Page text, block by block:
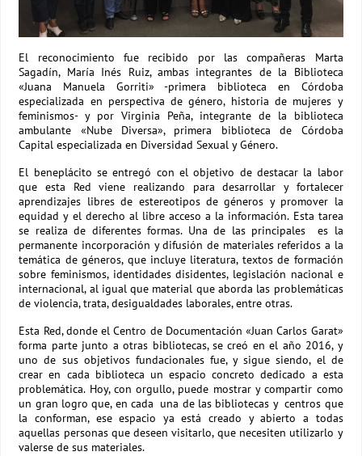
El reconocimiento fue recibido por las compañeras Marta
Sagadín, María Inés Ruiz, ambas integrantes de la Biblioteca
«Juana Manuela Gorriti» -primera biblioteca en Córdoba
especializada en perspectiva de género, historia de mujeres y
feminismos- y por Virginia Peña, integrante de la biblioteca
ambulante «Nube Diversa», primera biblioteca de Córdoba
Capital especializada en Diversidad Sexual y Género.
El beneplácito se entregó con el objetivo de destacar la labor
que esta Red viene realizando para desarrollar y fortalecer
aprendizajes libres de estereotipos de géneros y promover la
equidad y el derecho al libre acceso a la información. Esta tarea
se realiza de diferentes formas. Una de las principales es la
permanente incorporación y difusión de materiales referidos a la
temática de géneros, que incluye literatura, textos de formación
sobre feminismos, identidades disidentes, legislación nacional e
internacional, al igual que material que aborda las problemáticas
de violencia, trata, desigualdades laborales, entre otras.
Esta Red, donde el Centro de Documentación «Juan Carlos Garat»
forma parte junto a otras bibliotecas, se creó en el año 2016, y
uno de sus objetivos fundacionales fue, y sigue siendo, el de
crear en cada biblioteca un espacio concreto dedicado a esta
problemática. Hoy, con orgullo, puede mostrar y compartir como
un gran logro que, en cada una de las bibliotecas y centros que
la conforman, ese espacio ya está creado y abierto a todas
aquellas personas que deseen visitarlo, que necesiten utilizarlo y
valerse de sus materiales.